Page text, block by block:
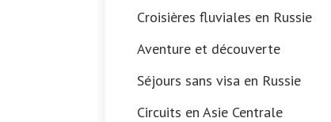
Croisières fluviales en Russie
Aventure et découverte
Séjours sans visa en Russie
Circuits en Asie Centrale